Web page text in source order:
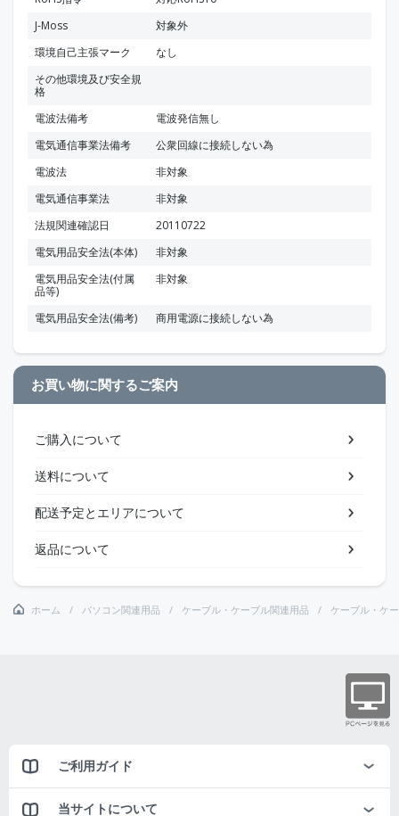
J-Moss
対象外
環境自己主張マーク
なし
その他環境及び安全規
格
電波法備考
電波発信無し
電気通信事業法備考
公衆回線に接続しない為
電波法
非対象
電気通信事業法
非対象
法規関連確認日
20110722
電気用品安全法(本体)
非対象
電気用品安全法(付属
品等)
非対象
電気用品安全法(備考) 商用電源に接続しない為
お買い物に関するご案内
ご購入について
送料について
配送予定とエリアについて
返品について
ホーム パソコン関連用品 ケーブル・ケーブル関連用品 ケーブル・ケ
ご利用ガイド
当サイトについて